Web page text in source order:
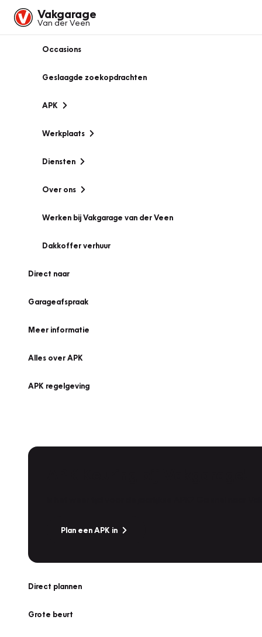
Vakgarage
Van der Veen
Occasions
Geslaagde zoekopdrachten
APK
Werkplaats
Diensten
Over ons
Werken bij Vakgarage van der Veen
Dakkoffer verhuur
Direct naar
Garageafspraak
Meer informatie
Alles over APK
APK regelgeving
Plan een APK in
Direct plannen
Grote beurt